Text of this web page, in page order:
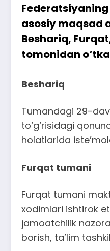
asosiy maqsad
Beshariq,
tomonidan
Beshariq
Tumandagi 29-
to‘g‘risidagi
holatlarida
Furqat tumani
Furqat tumani
xodimlari ishtirok
jamoatchilik
borish, ta’lim